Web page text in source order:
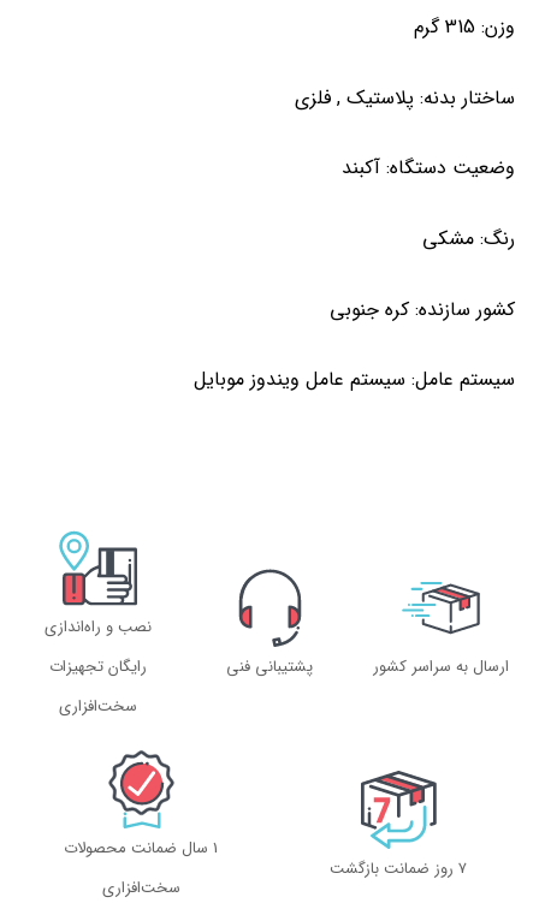
وزن: 315 گرم
ساختار بدنه: پلاستیک , فلزی
وضعیت دستگاه: آکبند
رنگ: مشکی
کشور سازنده: کره جنوبی
سیستم عامل: سیستم عامل ویندوز موبایل
ارسال به سراسر کشور پشتیبانی فنی
نصب و راه‌اندازی
رایگان تجهیزات
سخت‌افزاری
۷ روز ضمانت بازگشت
1 سال ضمانت محصولات
سخت‌افزاری